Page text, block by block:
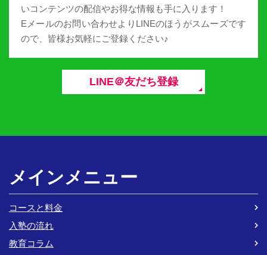
いコンテンツの配信やお得な情報も手に入ります！
Eメールのお問い合わせよりLINEのほうがスムーズです
ので、皆様お気軽にご登録ください♪
LINE＠友だち登録
メインメニュー
コースと料金
入塾の流れ
教育コラム